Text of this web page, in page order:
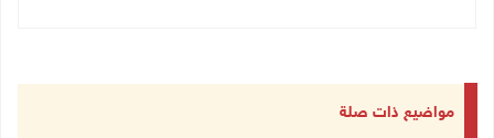
مواضيع ذات صلة